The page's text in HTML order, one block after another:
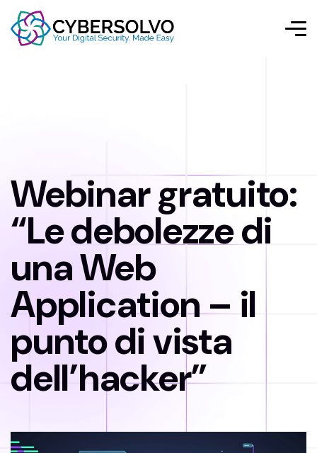
Webinar gratuito:
“Le debolezze di
una Web
Application – il
punto di vista
dell’hacker”